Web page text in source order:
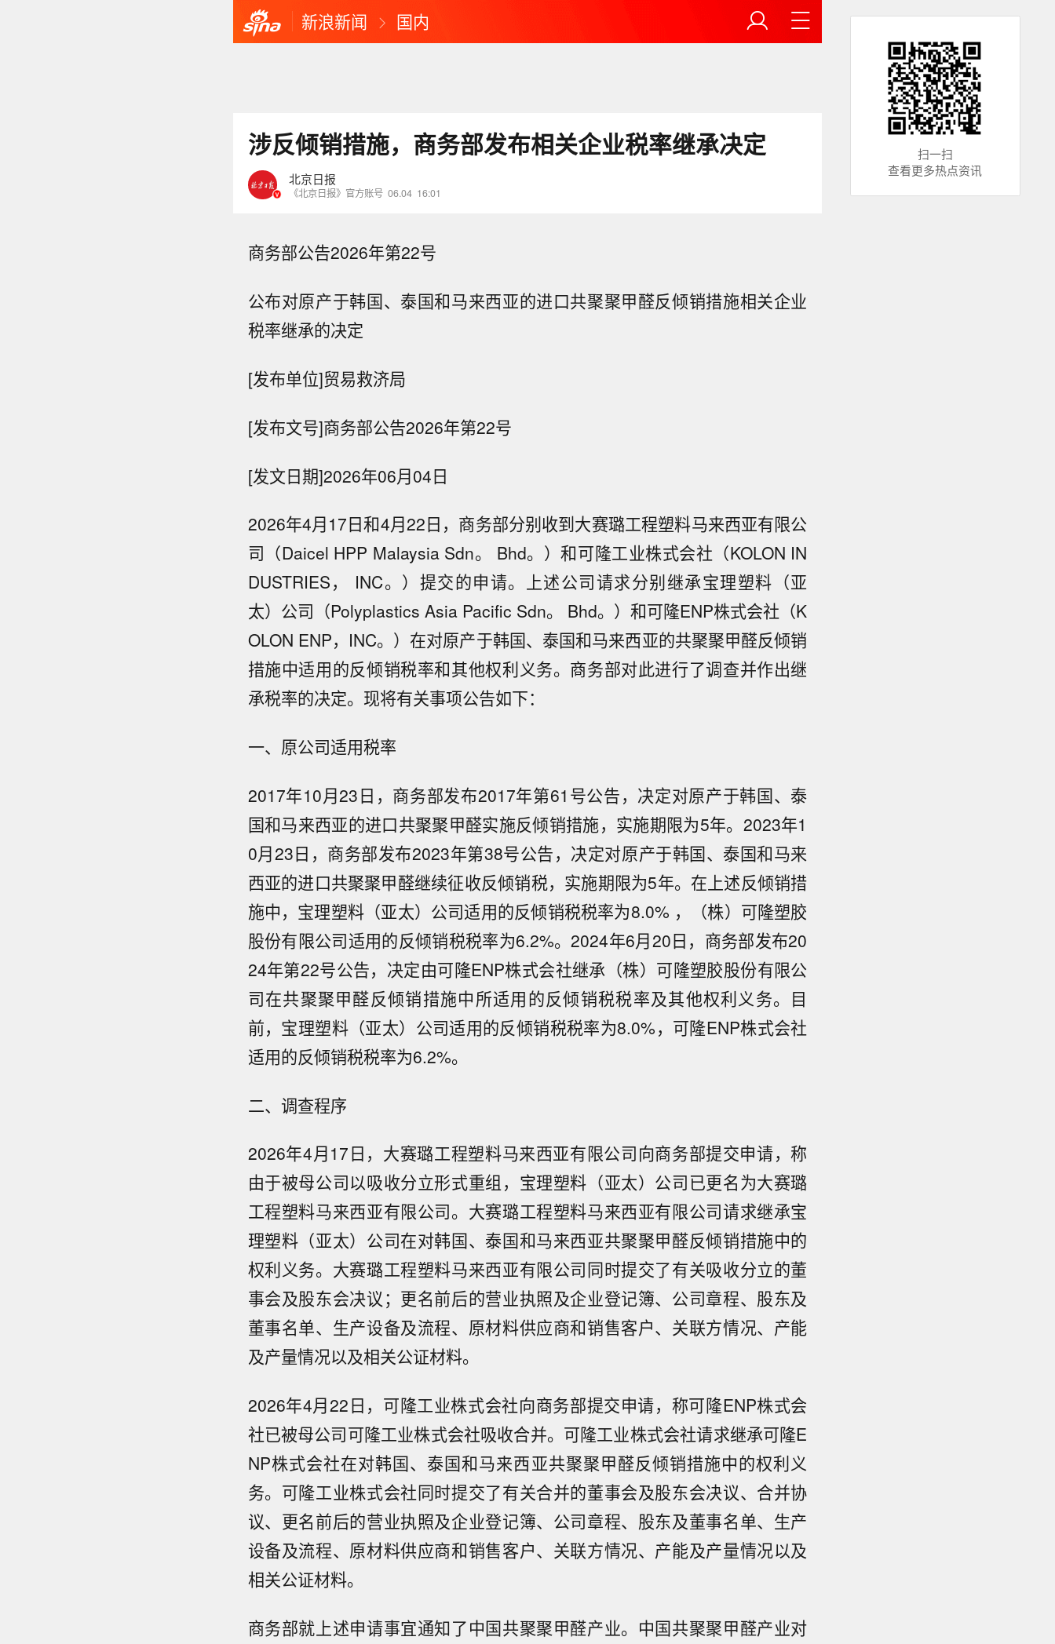
新浪新闻 国内
涉反倾销措施，商务部发布相关企业税率继承决定
北京日报
《北京日报》官方账号 06.04 16:01
商务部公告2026年第22号
公布对原产于韩国、泰国和马来西亚的进口共聚聚甲醛反倾销措施相关企业
税率继承的决定
[发布单位]贸易救济局
[发布文号]商务部公告2026年第22号
[发文日期]2026年06月04日
2026年4月17日和4月22日，商务部分别收到大赛璐工程塑料马来西亚有限公
司（Daicel HPP Malaysia Sdn。 Bhd。）和可隆工业株式会社（KOLON IN
DUSTRIES， INC。）提交的申请。上述公司请求分别继承宝理塑料（亚
太）公司（Polyplastics Asia Pacific Sdn。 Bhd。）和可隆ENP株式会社（K
OLON ENP，INC。）在对原产于韩国、泰国和马来西亚的共聚聚甲醛反倾销
措施中适用的反倾销税率和其他权利义务。商务部对此进行了调查并作出继
承税率的决定。现将有关事项公告如下：
一、原公司适用税率
2017年10月23日，商务部发布2017年第61号公告，决定对原产于韩国、泰
国和马来西亚的进口共聚聚甲醛实施反倾销措施，实施期限为5年。2023年1
0月23日，商务部发布2023年第38号公告，决定对原产于韩国、泰国和马来
西亚的进口共聚聚甲醛继续征收反倾销税，实施期限为5年。在上述反倾销措
施中，宝理塑料（亚太）公司适用的反倾销税税率为8.0% ，（株）可隆塑胶
股份有限公司适用的反倾销税税率为6.2%。2024年6月20日，商务部发布20
24年第22号公告，决定由可隆ENP株式会社继承（株）可隆塑胶股份有限公
司在共聚聚甲醛反倾销措施中所适用的反倾销税税率及其他权利义务。目
前，宝理塑料（亚太）公司适用的反倾销税税率为8.0%，可隆ENP株式会社
适用的反倾销税税率为6.2%。
二、调查程序
2026年4月17日，大赛璐工程塑料马来西亚有限公司向商务部提交申请，称
由于被母公司以吸收分立形式重组，宝理塑料（亚太）公司已更名为大赛璐
工程塑料马来西亚有限公司。大赛璐工程塑料马来西亚有限公司请求继承宝
理塑料（亚太）公司在对韩国、泰国和马来西亚共聚聚甲醛反倾销措施中的
权利义务。大赛璐工程塑料马来西亚有限公司同时提交了有关吸收分立的董
事会及股东会决议；更名前后的营业执照及企业登记簿、公司章程、股东及
董事名单、生产设备及流程、原材料供应商和销售客户、关联方情况、产能
及产量情况以及相关公证材料。
2026年4月22日，可隆工业株式会社向商务部提交申请，称可隆ENP株式会
社已被母公司可隆工业株式会社吸收合并。可隆工业株式会社请求继承可隆E
NP株式会社在对韩国、泰国和马来西亚共聚聚甲醛反倾销措施中的权利义
务。可隆工业株式会社同时提交了有关合并的董事会及股东会决议、合并协
议、更名前后的营业执照及企业登记簿、公司章程、股东及董事名单、生产
设备及流程、原材料供应商和销售客户、关联方情况、产能及产量情况以及
相关公证材料。
商务部就上述申请事宜通知了中国共聚聚甲醛产业。中国共聚聚甲醛产业对
扫一扫
查看更多热点资讯